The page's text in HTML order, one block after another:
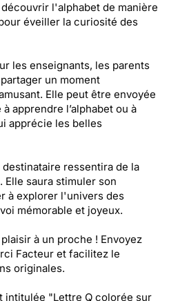
l'alphabet de manière
éveiller la curiosité des
les enseignants, les parents
un moment
Elle peut être envoyée
apprendre l’alphabet ou à
apprécie les belles
ressentira de la
Elle saura stimuler son
à explorer l'univers des
mémorable et joyeux.
à un proche ! Envoyez
Facteur et facilitez le
originales.
intitulée "Lettre Q colorée sur